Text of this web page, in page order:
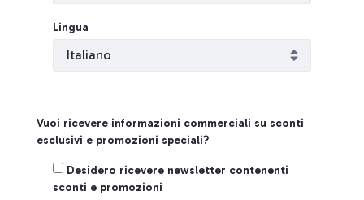
Lingua
Vuoi ricevere informazioni commerciali su sconti
esclusivi e promozioni speciali?
Registrati
sconti e promozioni